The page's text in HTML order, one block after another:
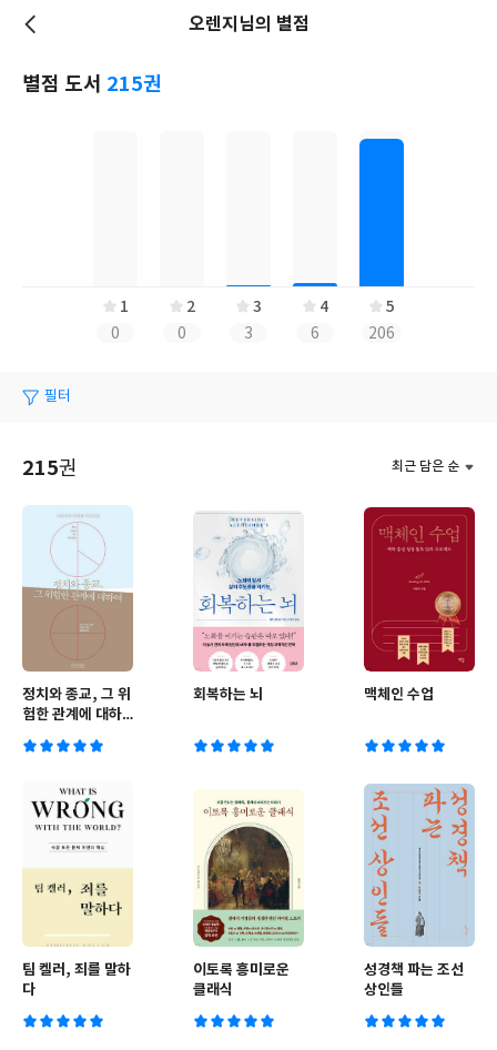
오렌지님의 별점
별점 도서 215권
1
0
2
0
3
3
4
6
5
206
필터
최근 담은 순
215권
정치와 종교, 그 위
험한 관계에 대하
회복하는 뇌 맥체인 수업
팀 켈러, 죄를 말하
다
이토록 흥미로운
클래식
성경책 파는 조선
상인들